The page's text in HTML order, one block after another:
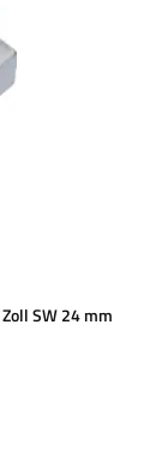
SW 24 mm